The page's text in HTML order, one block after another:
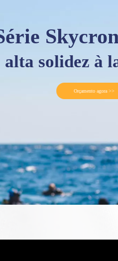
Skythrene ®
Soluções